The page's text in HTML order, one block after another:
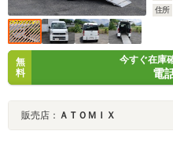
住所
無
料
今すぐ在庫
電
販売店： ＡＴＯＭＩＸ